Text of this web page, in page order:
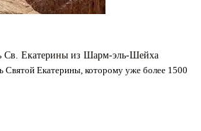
Св. Екатерины из Шарм-эль-Шейха
Святой Екатерины, которому уже более 1500